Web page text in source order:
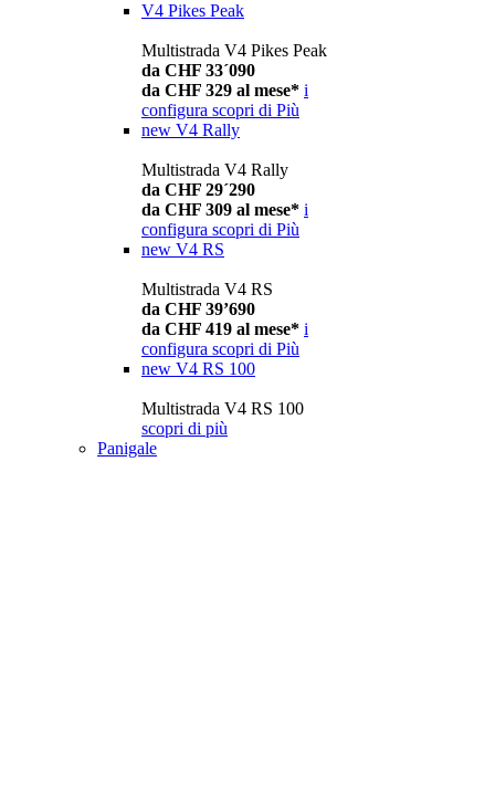
V4 Pikes Peak
Multistrada V4 Pikes Peak
da CHF 33´090
da CHF 329 al mese* i
configura scopri di Più
new V4 Rally
Multistrada V4 Rally
da CHF 29´290
da CHF 309 al mese* i
configura scopri di Più
new V4 RS
Multistrada V4 RS
da CHF 39’690
da CHF 419 al mese* i
configura scopri di Più
new V4 RS 100
Multistrada V4 RS 100
scopri di più
Panigale